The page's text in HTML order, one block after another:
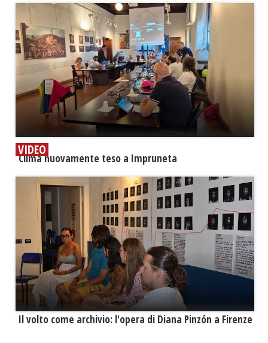
VIDEO
​Clima nuovamente teso a Impruneta
​Il volto come archivio: l'opera di Diana Pinzón a Firenze